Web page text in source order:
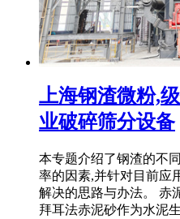
上海钢渣微粉,
业破碎筛分设备
本专题介绍了钢渣的不
率的因素,并针对目前应
解决的思路与办法。 赤
拜耳法赤泥砂作为水泥